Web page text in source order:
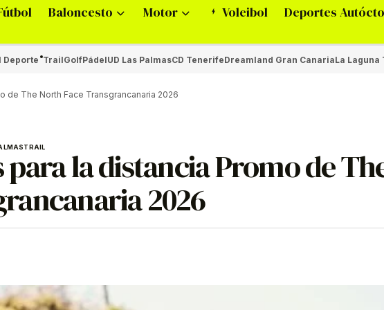
Baloncesto Motor Voleibol Deportes
Deporte TrailGolfPádelUD Las PalmasCD TenerifeDreamland Gran CanariaLa Laguna
de The North Face Transgrancanaria 2026
TRAIL la distancia Promo de
2026